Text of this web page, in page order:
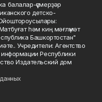
балалар-үҫмерҙәр
детско-
һәм киң мәғлүмәт
Башкортостан"
Учредители: Агентство
Республики
Издательский дом